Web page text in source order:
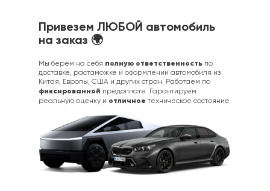
Привезем ЛЮБОЙ автомобиль
на заказ 🌍
Мы берем на себя полную ответственность по
доставке, растаможке и оформлении автомобиля из
Китая, Европы, США и других стран. Работаем по
фиксированной предоплате. Гарантируем
реальную оценку и отличное техническое состояние